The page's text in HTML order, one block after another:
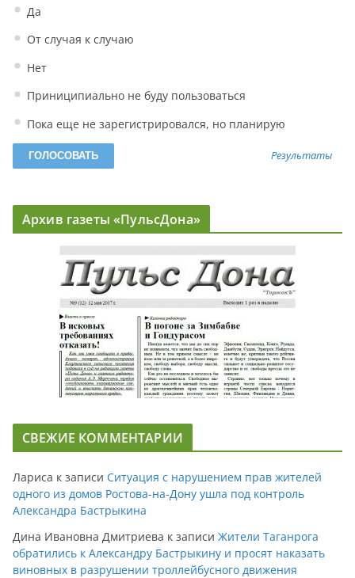
Да
От случая к случаю
Нет
Приниципиально не буду пользоваться
Пока еще не зарегистрировался, но планирую
Результаты
Архив газеты «ПульсДона»
СВЕЖИЕ КОММЕНТАРИИ
Лариса к записи Ситуация с нарушением прав жителей
одного из домов Ростова-на-Дону ушла под контроль
Александра Бастрыкина
Дина Ивановна Дмитриева к записи Жители Таганрога
обратились к Александру Бастрыкину и просят наказать
виновных в разрушении троллейбусного движения